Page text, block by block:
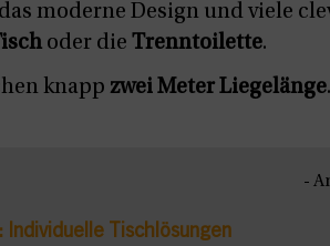
moderne Design und viele
oder die Trenntoilette.
knapp zwei Meter Liegelänge.
-
Individuelle Tischlösungen